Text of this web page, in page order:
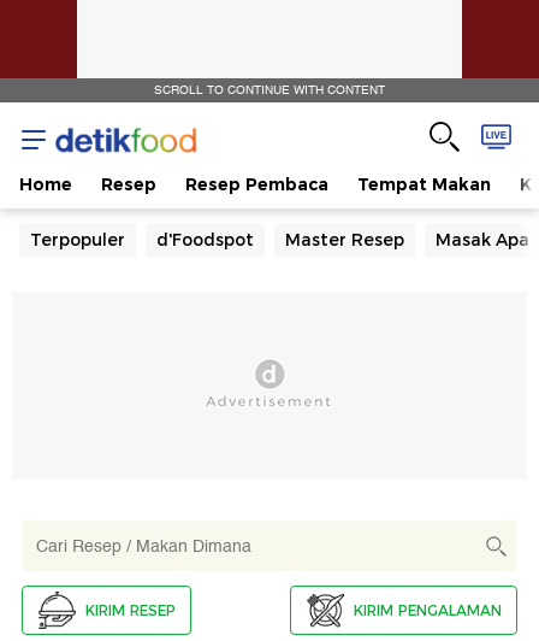
SCROLL TO CONTINUE WITH CONTENT
Home Resep Resep Pembaca Tempat Makan
Terpopuler d'Foodspot Master Resep Masak Apa
KIRIM RESEP KIRIM PENGALAMAN